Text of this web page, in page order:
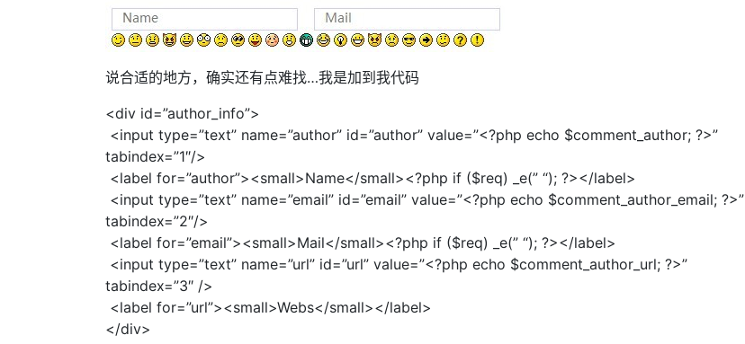
说合适的地方，确实还有点难找…我是加到我代码
<div id=”author_info”>
<input type=”text” name=”author” id=”author” value=”<?php echo $comment_author; ?>”
tabindex=”1″/>
<label for=”author”><small>Name</small><?php if ($req) _e(” “); ?></label>
<input type=”text” name=”email” id=”email” value=”<?php echo $comment_author_email; ?>”
tabindex=”2″/>
<label for=”email”><small>Mail</small><?php if ($req) _e(” “); ?></label>
<input type=”text” name=”url” id=”url” value=”<?php echo $comment_author_url; ?>”
tabindex=”3″ />
<label for=”url”><small>Webs</small></label>
</div>